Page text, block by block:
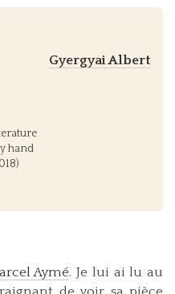
Gyergyai Albert
hand
Aymé. Je lui ai lu au